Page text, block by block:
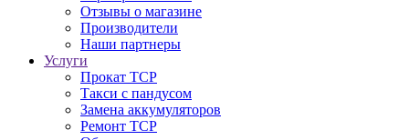
Отзывы о магазине
Производители
Наши партнеры
Услуги
Прокат ТСР
Такси с пандусом
Замена аккумуляторов
Ремонт ТСР